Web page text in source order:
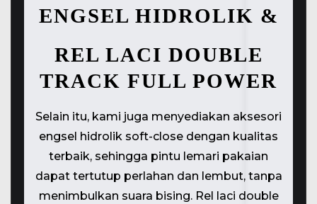
ENGSEL HIDROLIK &
REL LACI DOUBLE
TRACK FULL POWER
Selain itu, kami juga menyediakan aksesori
engsel hidrolik soft-close dengan kualitas
terbaik, sehingga pintu lemari pakaian
dapat tertutup perlahan dan lembut, tanpa
menimbulkan suara bising. Rel laci double